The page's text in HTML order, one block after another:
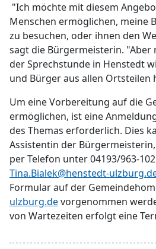
"Ich möchte mit diesem
Menschen ermöglichen, meine
zu besuchen, oder ihnen den
sagt die Bürgermeisterin. "Aber
der Sprechstunde in Henstedt
und Bürger aus allen Ortsteilen
Um eine Vorbereitung auf die
ermöglichen, ist eine
des Themas erforderlich. Dies
Assistentin der
per Telefon unter 04193/963-
Tina.Bialek@henstedt-
Formular auf der
ulzburg.devorgenommen
von Wartezeiten erfolgt eine